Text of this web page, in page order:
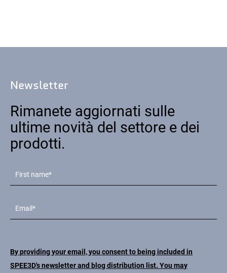
Newsletter
Rimanete aggiornati sulle
ultime novità del settore e dei
prodotti.
By providing your email, you consent to being included in
SPEE3D's newsletter and blog distribution list. You may